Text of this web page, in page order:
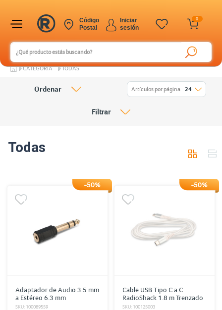
0
Iniciar
sesión
Código
Postal
CATEGORÍA TODAS
Todas
Ordenar Artículos por página 24
Filtrar
-50%
Adaptador de Audio 3.5 mm
a Estéreo 6.3 mm
RadioShack / Negro
SKU: 100089559
-50%
Cable USB Tipo C a C
RadioShack 1.8 m Trenzado
Blanco
SKU: 100125003